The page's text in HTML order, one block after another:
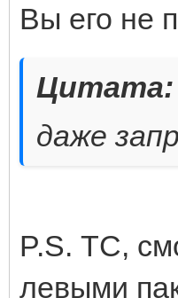
Вы его не
Цитата:
даже
P.S. ТС,
левыми